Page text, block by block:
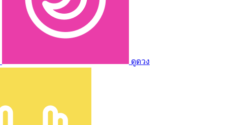
ดูดวง